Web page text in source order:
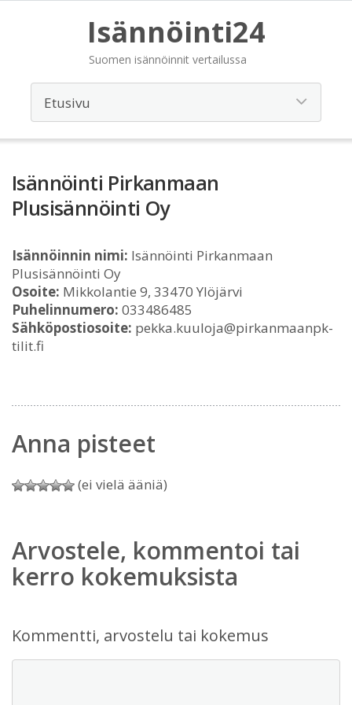
Isännöinti24
Suomen isännöinnit vertailussa
Isännöinti Pirkanmaan
Plusisännöinti Oy
Isännöinnin nimi: Isännöinti Pirkanmaan
Plusisännöinti Oy
Osoite: Mikkolantie 9, 33470 Ylöjärvi
Puhelinnumero: 033486485
Sähköpostiosoite: pekka.kuuloja@pirkanmaanpk-
tilit.fi
Anna pisteet
(ei vielä ääniä)
Arvostele, kommentoi tai
kerro kokemuksista
Kommentti, arvostelu tai kokemus